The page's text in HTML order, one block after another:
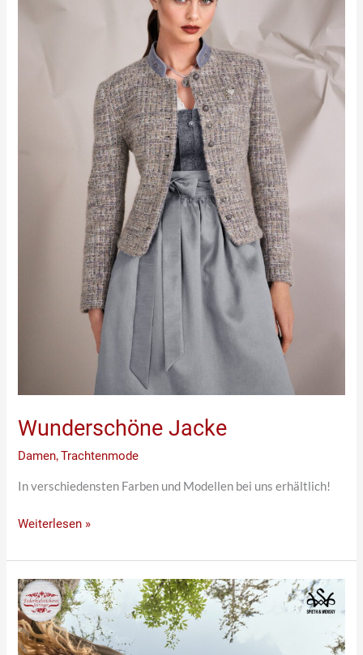
Wunderschöne Jacke
Damen,Trachtenmode
In verschiedensten Farben und Modellen bei uns erhältlich!
Weiterlesen »
Lässige
Shirts
und
Blusen